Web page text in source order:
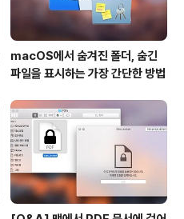
macOS에서 숨겨진 폴더, 숨긴
파일을 표시하는 가장 간단한 방법